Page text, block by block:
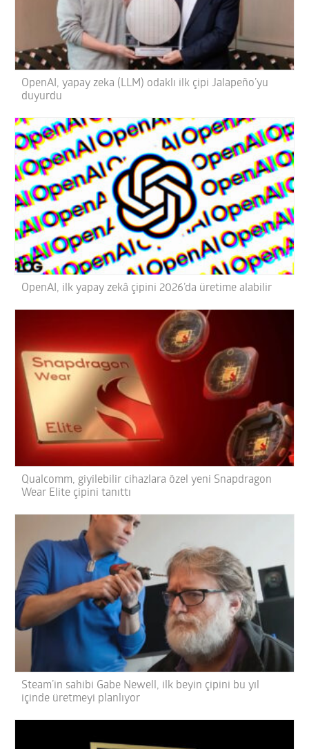
OpenAI, yapay zeka (LLM) odaklı ilk çipi Jalapeño’yu
duyurdu
OpenAI, ilk yapay zekâ çipini 2026’da üretime alabilir
Qualcomm, giyilebilir cihazlara özel yeni Snapdragon
Wear Elite çipini tanıttı
Steam’in sahibi Gabe Newell, ilk beyin çipini bu yıl
içinde üretmeyi planlıyor